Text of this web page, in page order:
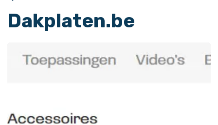
Dakplaten.be